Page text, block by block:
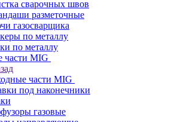
сварочных швов
разметочные
газосварщика
по металлу
по металлу
части MIG
части MIG
под наконечники
газовые